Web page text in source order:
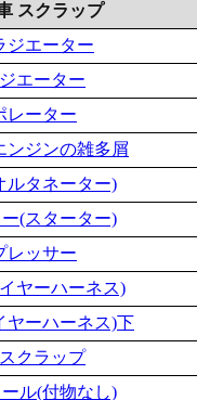
スクラップ
ジエーター
エーター
レーター
ンジンの雑多屑
ルタネーター)
(スターター)
レッサー
ヤーハーネス)
ヤーハーネス)下
クラップ
ル(付物なし)